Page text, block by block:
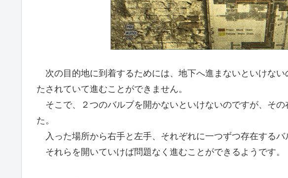
次の目的地に到着するためには、地下へ進まないといけな
たされていて進むことができません。
そこで、２つのバルブを開かないといけないのですが、その
た。
入った場所から右手と左手、それぞれに一つずつ存在するバ
それらを開いていけば問題なく進むことができるようです。